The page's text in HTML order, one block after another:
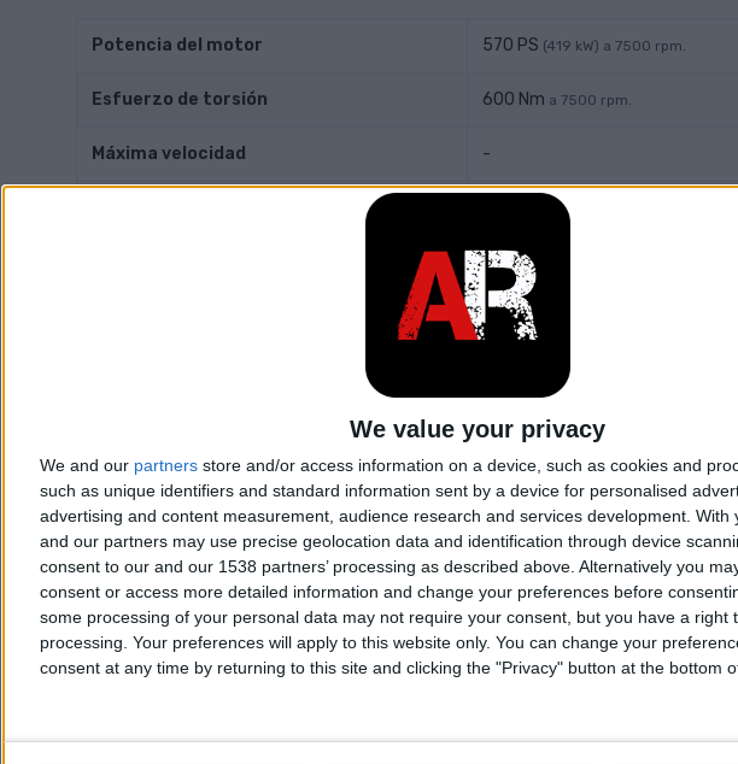
We value your privacy
We and our partners store and/or access information on a device, such as cookies and
such as unique identifiers and standard information sent by a device for personalised
advertising and content measurement, audience research and services development. With
and our partners may use precise geolocation data and identification through device
consent to our and our 1538 partners’ processing as described above. Alternatively you
consent or access more detailed information and change your preferences before
some processing of your personal data may not require your consent, but you have a right
processing. Your preferences will apply to this website only. You can change your
consent at any time by returning to this site and clicking the "Privacy" button at the bottom
Potencia del motor 570 PS (419 kW) a 7500 rpm.
Esfuerzo de torsión 600 Nm a 7500 rpm.
Máxima velocidad -
8500 rpm
Motor y transmisión
Conducir Tracción trasera
Transmisión 7-speed automático
Sobrealimentación Doble turbo, intercooler
Número de cilindros 8
Número de válvulas por cilindro 4